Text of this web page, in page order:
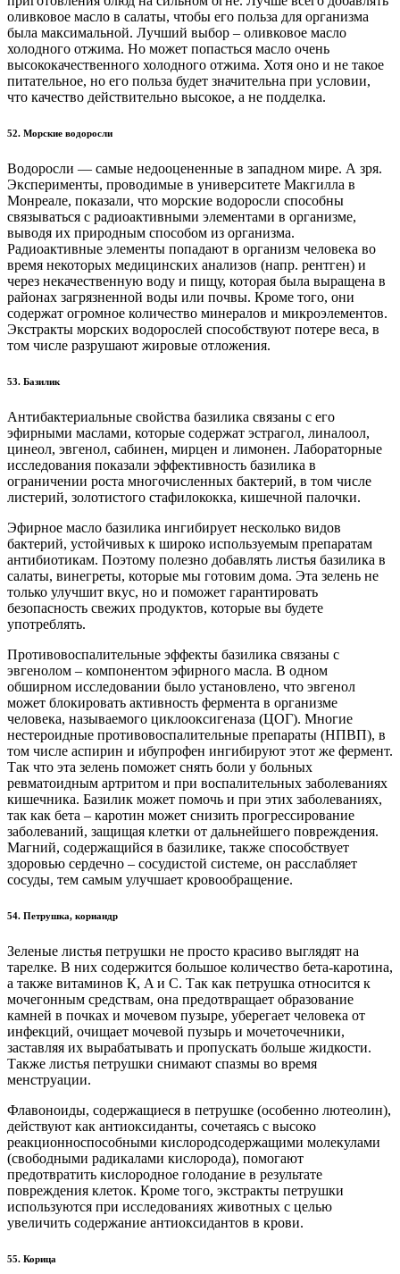
оливковое масло в салаты, чтобы его польза для организма
была максимальной. Лучший выбор – оливковое масло
холодного отжима. Но может попасться масло очень
высококачественного холодного отжима. Хотя оно и не такое
питательное, но его польза будет значительна при условии,
что качество действительно высокое, а не подделка.
52. Морские водоросли
Водоросли — самые недооцененные в западном мире. А зря.
Эксперименты, проводимые в университете Макгилла в
Монреале, показали, что морские водоросли способны
связываться с радиоактивными элементами в организме,
выводя их природным способом из организма.
Радиоактивные элементы попадают в организм человека во
время некоторых медицинских анализов (напр. рентген) и
через некачественную воду и пищу, которая была выращена в
районах загрязненной воды или почвы. Кроме того, они
содержат огромное количество минералов и микроэлементов.
Экстракты морских водорослей способствуют потере веса, в
том числе разрушают жировые отложения.
53. Базилик
Антибактериальные свойства базилика связаны с его
эфирными маслами, которые содержат эстрагол, линалоол,
цинеол, эвгенол, сабинен, мирцен и лимонен. Лабораторные
исследования показали эффективность базилика в
ограничении роста многочисленных бактерий, в том числе
листерий, золотистого стафилококка, кишечной палочки.
Эфирное масло базилика ингибирует несколько видов
бактерий, устойчивых к широко используемым препаратам
антибиотикам. Поэтому полезно добавлять листья базилика в
салаты, винегреты, которые мы готовим дома. Эта зелень не
только улучшит вкус, но и поможет гарантировать
безопасность свежих продуктов, которые вы будете
употреблять.
Противовоспалительные эффекты базилика связаны с
эвгенолом – компонентом эфирного масла. В одном
обширном исследовании было установлено, что эвгенол
может блокировать активность фермента в организме
человека, называемого циклооксигеназа (ЦОГ). Многие
нестероидные противовоспалительные препараты (НПВП), в
том числе аспирин и ибупрофен ингибируют этот же фермент.
Так что эта зелень поможет снять боли у больных
ревматоидным артритом и при воспалительных заболеваниях
кишечника. Базилик может помочь и при этих заболеваниях,
так как бета – каротин может снизить прогрессирование
заболеваний, защищая клетки от дальнейшего повреждения.
Магний, содержащийся в базилике, также способствует
здоровью сердечно – сосудистой системе, он расслабляет
сосуды, тем самым улучшает кровообращение.
54. Петрушка, кориандр
Зеленые листья петрушки не просто красиво выглядят на
тарелке. В них содержится большое количество бета-каротина,
а также витаминов К, A и C. Так как петрушка относится к
мочегонным средствам, она предотвращает образование
камней в почках и мочевом пузыре, уберегает человека от
инфекций, очищает мочевой пузырь и мочеточечники,
заставляя их вырабатывать и пропускать больше жидкости.
Также листья петрушки снимают спазмы во время
менструации.
Флавоноиды, содержащиеся в петрушке (особенно лютеолин),
действуют как антиоксиданты, сочетаясь с высоко
реакционноспособными кислородсодержащими молекулами
(свободными радикалами кислорода), помогают
предотвратить кислородное голодание в результате
повреждения клеток. Кроме того, экстракты петрушки
используются при исследованиях животных с целью
увеличить содержание антиоксидантов в крови.
55. Корица